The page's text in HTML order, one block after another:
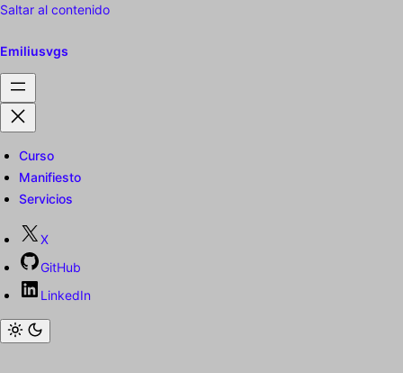
Saltar al contenido
Emiliusvgs
Curso
Manifiesto
Servicios
X
GitHub
LinkedIn